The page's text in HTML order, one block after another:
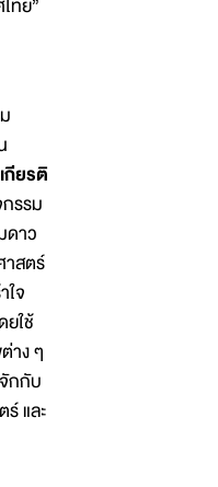
ทย”
กียรติ
รรม
ดาว
าสตร์
จ
ใช้
าง ๆ
กกับ
และ